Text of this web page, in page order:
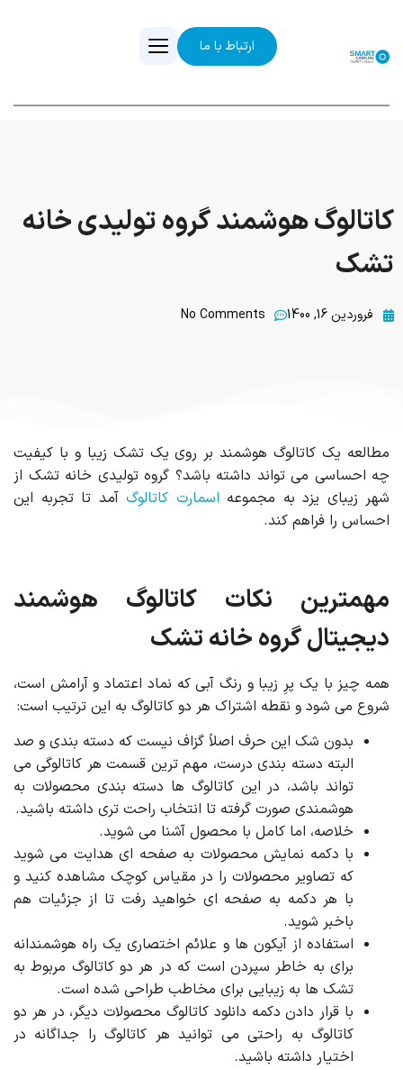
ارتباط با ما
کاتالوگ هوشمند گروه تولیدی خانه
تشک
فروردین 16, 1400 No Comments
مطالعه یک کاتالوگ هوشمند بر روی یک تشک زیبا و با کیفیت
چه احساسی می تواند داشته باشد؟ گروه تولیدی خانه تشک از
شهر زیبای یزد به مجموعه اسمارت کاتالوگ آمد تا تجربه این
احساس را فراهم کند.
مهمترین نکات کاتالوگ هوشمند
دیجیتال گروه خانه تشک
همه چیز با یک پرِ زیبا و رنگ آبی که نماد اعتماد و آرامش است،
شروع می شود و نقطه اشتراک هر دو کاتالوگ به این ترتیب است:
بدون شک این حرف اصلاً گزاف نیست که دسته بندی و صد
البته دسته بندی درست، مهم ترین قسمت هر کاتالوگی می
تواند باشد، در این کاتالوگ ها دسته بندی محصولات به
هوشمندی صورت گرفته تا انتخاب راحت تری داشته باشید.
خلاصه، اما کامل با محصول آشنا می شوید.
با دکمه نمایش محصولات به صفحه ای هدایت می شوید
که تصاویر محصولات را در مقیاس کوچک مشاهده کنید و
با هر دکمه به صفحه ای خواهید رفت تا از جزئیات هم
باخبر شوید.
استفاده از آیکون ها و علائم اختصاری یک راه هوشمندانه
برای به خاطر سپردن است که در هر دو کاتالوگ مربوط به
تشک ها به زیبایی برای مخاطب طراحی شده است.
با قرار دادن دکمه دانلود کاتالوگ محصولات دیگر، در هر دو
کاتالوگ به راحتی می توانید هر کاتالوگ را جداگانه در
اختیار داشته باشید.